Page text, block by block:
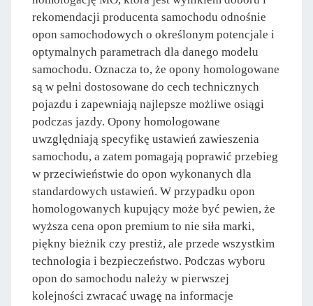
rekomendacji producenta samochodu odnośnie
opon samochodowych o określonym potencjale i
optymalnych parametrach dla danego modelu
samochodu. Oznacza to, że opony homologowane
są w pełni dostosowane do cech technicznych
pojazdu i zapewniają najlepsze możliwe osiągi
podczas jazdy. Opony homologowane
uwzględniają specyfikę ustawień zawieszenia
samochodu, a zatem pomagają poprawić przebieg
w przeciwieństwie do opon wykonanych dla
standardowych ustawień. W przypadku opon
homologowanych kupujący może być pewien, że
wyższa cena opon premium to nie siła marki,
piękny bieżnik czy prestiż, ale przede wszystkim
technologia i bezpieczeństwo. Podczas wyboru
opon do samochodu należy w pierwszej
kolejności zwracać uwagę na informacje